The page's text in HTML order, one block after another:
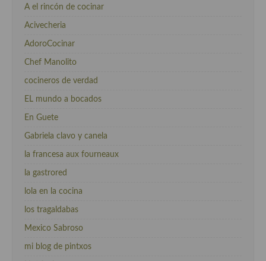
A el rincón de cocinar
Acivecheria
AdoroCocinar
Chef Manolito
cocineros de verdad
EL mundo a bocados
En Guete
Gabriela clavo y canela
la francesa aux fourneaux
la gastrored
lola en la cocina
los tragaldabas
Mexico Sabroso
mi blog de pintxos